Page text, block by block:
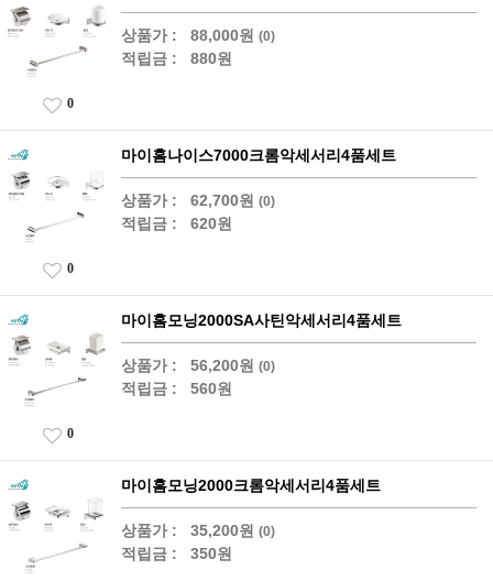
상품가 : 88,000원 (0)
적립금 : 880원
0
마이홈나이스7000크롬악세서리4품세트
상품가 : 62,700원 (0)
적립금 : 620원
0
마이홈모닝2000SA사틴악세서리4품세트
상품가 : 56,200원 (0)
적립금 : 560원
0
마이홈모닝2000크롬악세서리4품세트
상품가 : 35,200원 (0)
적립금 : 350원